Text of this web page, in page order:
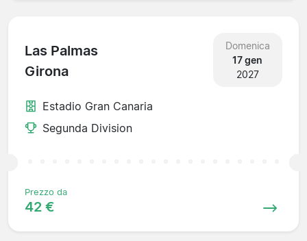
Las Palmas
Girona
Domenica
17 gen
2027
Estadio Gran Canaria
Segunda Division
Prezzo da
42 €